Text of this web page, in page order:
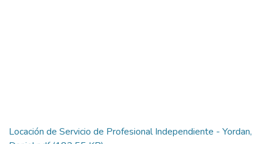
Locación de Servicio de Profesional Independiente - Yordan,